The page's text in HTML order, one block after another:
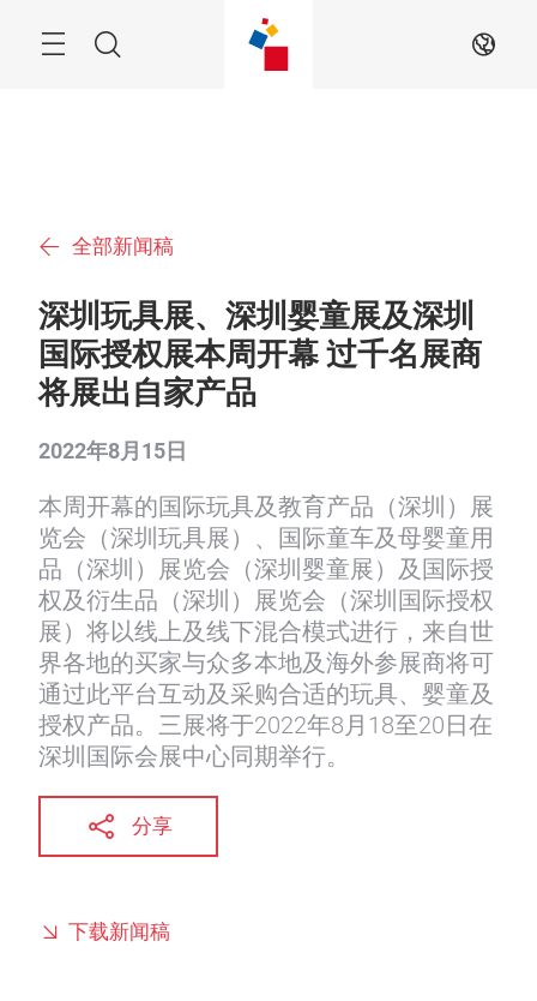
ZH
全部新闻稿
深圳玩具展、深圳婴童展及深圳
国际授权展本周开幕 过千名展商
将展出自家产品
2022年8月15日
本周开幕的国际玩具及教育产品（深圳）展
览会（深圳玩具展）、国际童车及母婴童用
品（深圳）展览会（深圳婴童展）及国际授
权及衍生品（深圳）展览会（深圳国际授权
展）将以线上及线下混合模式进行，来自世
界各地的买家与众多本地及海外参展商将可
通过此平台互动及采购合适的玩具、婴童及
授权产品。三展将于2022年8月18至20日在
深圳国际会展中心同期举行。
分享
下载新闻稿